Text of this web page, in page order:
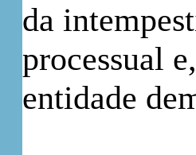
da
processual
entidade